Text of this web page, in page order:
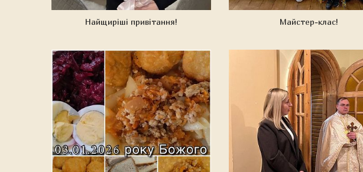
Найщиріші привітання! Майстер-клас!